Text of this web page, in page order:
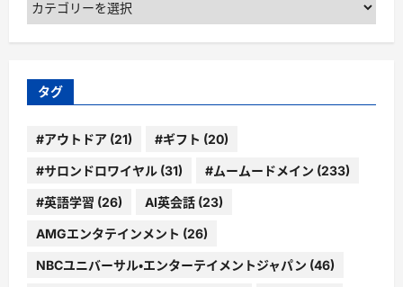
テ
ゴ
ー
タグ
#アウトドア (21) #ギフト (20)
#サロンドロワイヤル (31) #ムームードメイン (233)
#英語学習 (26) AI英会話 (23)
AMGエンタテインメント (26)
NBCユニバーサル・エンターテイメントジャパン (46)